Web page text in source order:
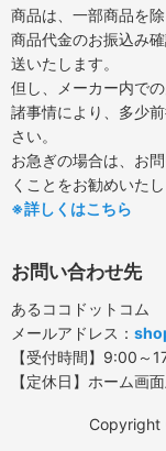
商品は、一部商品を
商品代金のお振込み
送いたします。
但し、メーカー内で
諸事情により、多少
さい。
お急ぎの場合は、お
くことをお勧めいたし
※詳しくはこちら
お問い合わせ先
あるココドットコム
メールアドレス：
【受付時間】9:00～
【定休日】ホーム画
Copyright